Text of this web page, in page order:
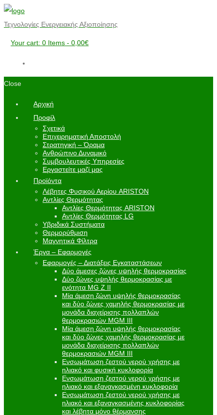
Τεχνολογίες Ενεργειακής Αξιοποίησης
Your cart: 0 Items - 0,00€
Close
Αρχική
Προφίλ
Σχετικά
Επιχειρηματική Αποστολή
Στρατηγική – Όραμα
Ανθρώπινο Δυναμικό
Συμβουλευτικές Υπηρεσίες
Εργαστείτε μαζί μας
Προϊόντα
Λέβητες Φυσικού Αερίου ARISTON
Αντλίες Θερμότητας
Αντλίες Θερμότητας ARISTON
Αντλίες Θερμότητας LG
Υβριδικά Συστήματα
Θερμορύθμιση
Μαγνητικά Φίλτρα
Έργα – Εφαρμογές
Εφαρμογές – Διατάξεις Εγκαταστάσεων
Δύο άμεσες ζώνες υψηλής θερμοκρασίας
Δύο ζώνες υψηλής θερμοκρασίας με
ενότητα MG Z II
Μία άμεση ζώνη υψηλής θερμοκρασίας
και δύο ζώνες χαμηλής θερμοκρασίας με
μονάδα διαχείρισης πολλαπλών
θερμοκρασιών MGM III
Μία άμεση ζώνη υψηλής θερμοκρασίας
και δύο ζώνες χαμηλής θερμοκρασίας με
μονάδα διαχείρισης πολλαπλών
θερμοκρασιών MGM III
Ενσωμάτωση ζεστού νερού χρήσης με
ηλιακό και φυσική κυκλοφορία
Ενσωμάτωση ζεστού νερού χρήσης με
ηλιακό και εξαναγκασμένη κυκλοφορία
Ενσωμάτωση ζεστού νερού χρήσης με
ηλιακό και εξαναγκασμένης κυκλοφορίας
και λέβητα μόνο θέρμανσης